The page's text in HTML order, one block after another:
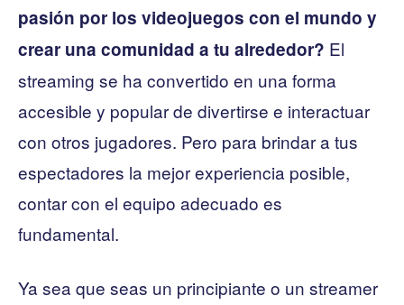
pasión por los videojuegos con el mundo y
crear una comunidad a tu alrededor? El
streaming se ha convertido en una forma
accesible y popular de divertirse e interactuar
con otros jugadores. Pero para brindar a tus
espectadores la mejor experiencia posible,
contar con el equipo adecuado es
fundamental.
Ya sea que seas un principiante o un streamer